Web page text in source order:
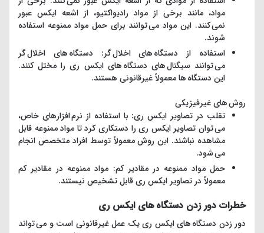
مواد، مانند برخی از مواد رادیواکتیو، از اشعه ایکس عبور
نمی کنند. این مواد می توانند برای حمل مواد ممنوعه استفاده
شوند.
استفاده از دستگاه های اخلال گر: دستگاه های اخلال گر
می توانند سیگنال های دستگاه های ایکس ری را مختل کنند.
این دستگاه ها معمولاً غیرقانونی هستند.
روش های غیرفیزیکی
تقلب در تصاویر ایکس ری: با استفاده از نرم افزارهای خاص،
می توان تصاویر ایکس ری را دستکاری کرد تا مواد ممنوعه قابل
مشاهده نباشند. این روش معمولاً توسط افراد متخصص انجام
می شود.
حمل مواد ممنوعه در مقادیر کم: مواد ممنوعه در مقادیر کم
معمولاً در تصاویر ایکس ری قابل تشخیص نیستند.
خطرات دور زدن دستگاه های ایکس ری
دور زدن دستگاه های ایکس ری یک عمل غیرقانونی است و می تواند